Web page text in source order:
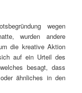
wegen
wurden andere
die kreative Aktion
auf ein Urteil des
besagt, dass
ähnliches in den